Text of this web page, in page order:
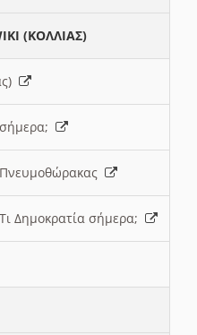
(ΚΟΛΛΙΑΣ)
Δημοκρατία σήμερα;